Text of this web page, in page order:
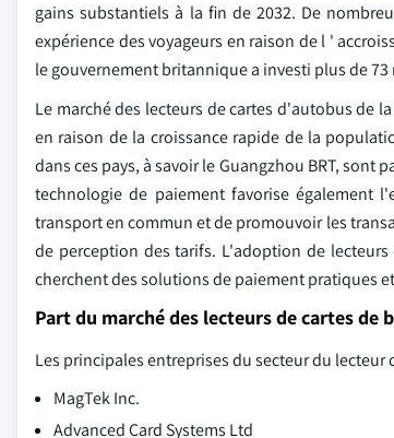
gains substantiels à la fin de 2032. De
expérience des voyageurs en raison de l '
le gouvernement britannique a investi plus de
Le marché des lecteurs de cartes d'autobus de
en raison de la croissance rapide de la
dans ces pays, à savoir le Guangzhou BRT,
technologie de paiement favorise également
transport en commun et de promouvoir les
de perception des tarifs. L'adoption de
cherchent des solutions de paiement pratiques
Part du marché des lecteurs de cartes de
Les principales entreprises du secteur du lecteur
MagTek Inc.
Advanced Card Systems Ltd